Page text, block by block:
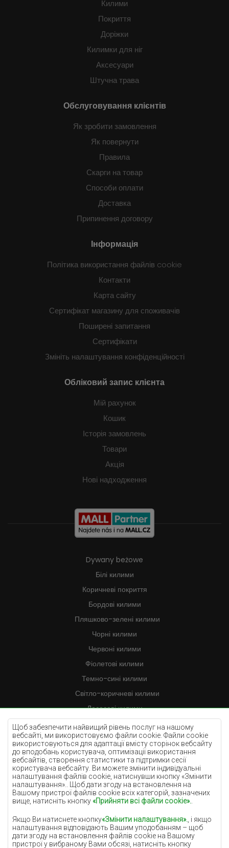
Щоб забезпечити найвищий рівень послуг на нашому
вебсайті, ми використовуємо файли cookie. Файли cookie
використовуються для адаптації вмісту сторінок вебсайту
до вподобань користувача, оптимізації використання
вебсайтів, створення статистики та підтримки сесії
користувача вебсайту. Ви можете змінити індивідуальні
налаштування файлів cookie, натиснувши кнопку «Змінити
налаштування».. Щоб дати згоду на встановлення на
Вашому пристрої файлів cookie всіх категорій, зазначених
вище, натисніть кнопку«Прийняти всі файли cookie».
Якщо Ви натиснете кнопку«Змінити налаштування». , і якщо
налаштування відповідають Вашим уподобанням – щоб
дати згоду на встановлення файлів cookie на Вашому
пристрої у вибраному Вами обсязі, натисніть кнопку
Килими
Покриття
Доріжки
Килимки для ніг
Аксесуари
Штучна трава
Обслуговування клієнтів
Як зробити замовлення
Як повернути
Правила
Скарги на товар
Способи оплати
Доставка
Припинення договору
Інформація
Політика використання файлів cookie
Контакти
Карта сайту
Сертифікат магазину для споживачів
Поширені запитання
Сертифікати
Змініть налаштування конфіденційності
Обліковий запис клієнта
Мій рахунок
Кошик
Історія замовлень
Товари
Акція
Нові надходження
Dywany beżowe
Білі килими
Коричневі покриття
Бордові килими
Пляшково-зелені килими
Чорні килими
Червоні килими
Фіолетові килими
Темно-сині килими
Світло-коричневі килими
Лососеві килими
Кремові килими
Бузкові килими
Жовті килими
М'ятні килими
Блакитні килими
Помаранчеві килими
Сірі покриття
Теракотові покриття